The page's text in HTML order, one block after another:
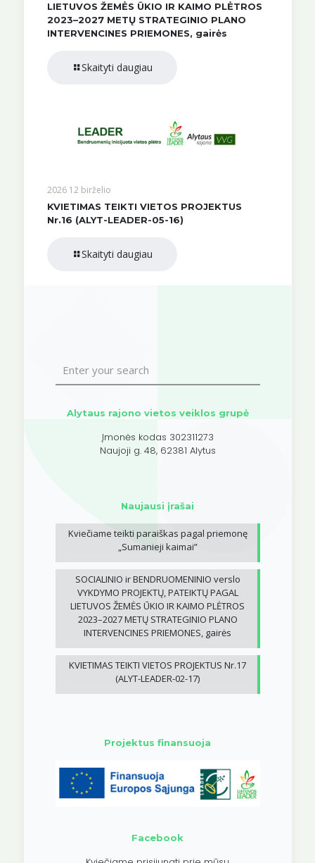
LIETUVOS ŽEMĖS ŪKIO IR KAIMO PLĖTROS
2023–2027 METŲ STRATEGINIO PLANO
INTERVENCINES PRIEMONES, gairės
Skaityti daugiau
2026 12 birželio
KVIETIMAS TEIKTI VIETOS PROJEKTUS
Nr.16 (ALYT-LEADER-05-16)
Skaityti daugiau
Alytaus rajono vietos veiklos grupė
Įmonės kodas 302311273
Naujoji g. 48, 62381 Alytus
Naujausi įrašai
Kviečiame teikti paraiškas pagal priemonę
„Sumanieji kaimai”
SOCIALINIO ir BENDRUOMENINIO verslo
VYKDYMO PROJEKTŲ, PATEIKTŲ PAGAL
LIETUVOS ŽEMĖS ŪKIO IR KAIMO PLĖTROS
2023–2027 METŲ STRATEGINIO PLANO
INTERVENCINES PRIEMONES, gairės
KVIETIMAS TEIKTI VIETOS PROJEKTUS Nr.17
(ALYT-LEADER-02-17)
Projektus finansuoja
Facebook